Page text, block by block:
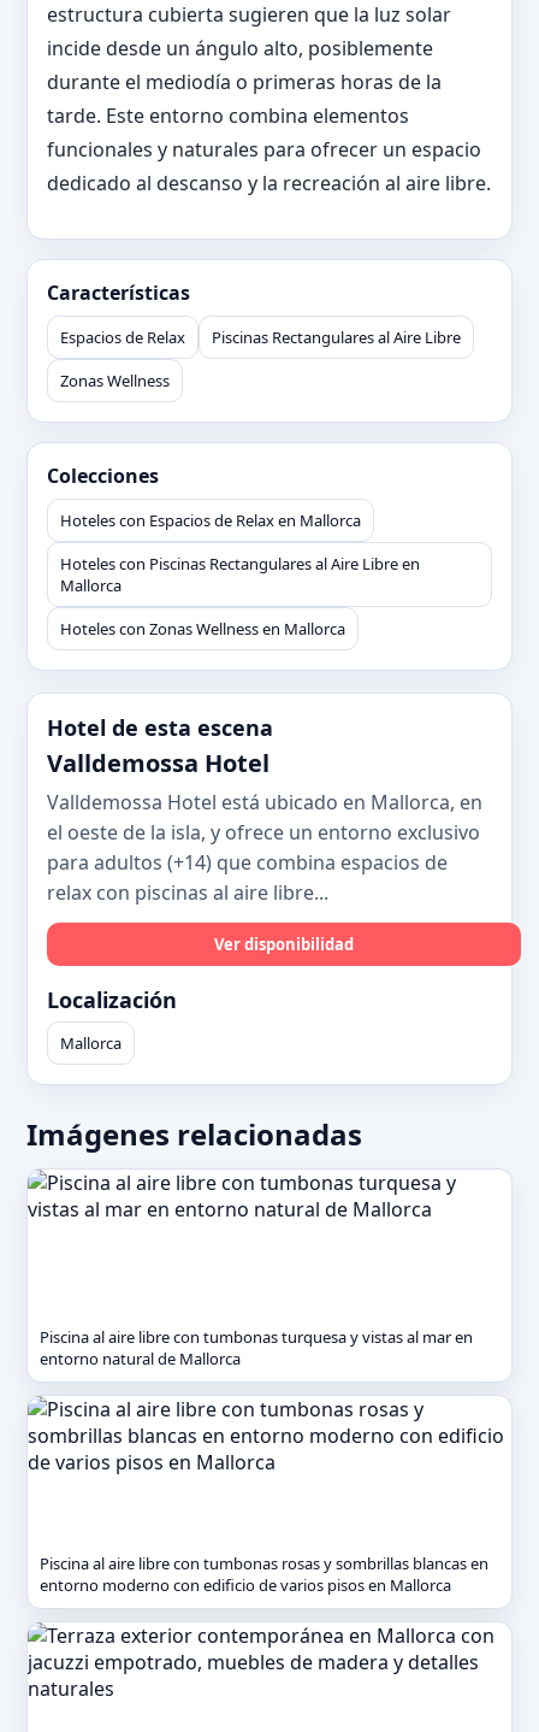
estructura cubierta sugieren que la luz solar
incide desde un ángulo alto, posiblemente
durante el mediodía o primeras horas de la
tarde. Este entorno combina elementos
funcionales y naturales para ofrecer un espacio
dedicado al descanso y la recreación al aire libre.
Características
Espacios de Relax
Piscinas Rectangulares al Aire Libre
Zonas Wellness
Colecciones
Hoteles con Espacios de Relax en Mallorca
Hoteles con Piscinas Rectangulares al Aire Libre en
Mallorca
Hoteles con Zonas Wellness en Mallorca
Hotel de esta escena
Valldemossa Hotel
Valldemossa Hotel está ubicado en Mallorca, en
el oeste de la isla, y ofrece un entorno exclusivo
para adultos (+14) que combina espacios de
relax con piscinas al aire libre...
Ver disponibilidad
Localización
Mallorca
Imágenes relacionadas
Piscina al aire libre con tumbonas turquesa y vistas al mar en
entorno natural de Mallorca
Piscina al aire libre con tumbonas rosas y sombrillas blancas en
entorno moderno con edificio de varios pisos en Mallorca